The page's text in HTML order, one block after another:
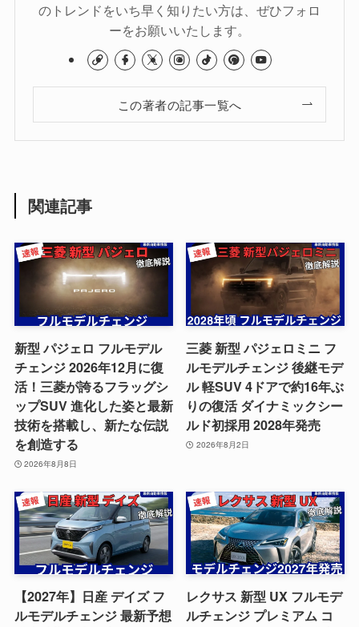
のトレンドをいち早く知りたい方は、ぜひフォロ
ーをお願いいたします。
この著者の記事一覧へ
関連記事
新型 パジェロ フルモデル
チェンジ 2026年12月に復
活！三菱が誇るフラッグシ
ップSUV 進化した姿と最新
技術を搭載し、新たな伝説
を創造する
2026年8月8日
三菱 新型 パジェロミニ フ
ルモデルチェンジ 後継モデ
ル 軽SUV 4ドアで約16年ぶ
りの復活 ダイナミックシー
ルド初採用 2028年発売
2026年8月2日
【2027年】日産 デイズ フ
ルモデルチェンジ 最新予想
レクサス 新型 UX フルモデ
ルチェンジ プレミアム コ